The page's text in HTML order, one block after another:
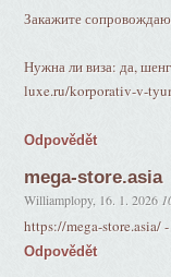
Закажите
Нужна ли виза: да,
luxe.ru/korporativ-v-
Odpovědět
mega-store.asia
Williamplopy, 16. 1. 2026
https://mega-store.asia/
Odpovědět